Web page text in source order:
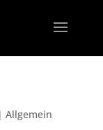
Allgemein